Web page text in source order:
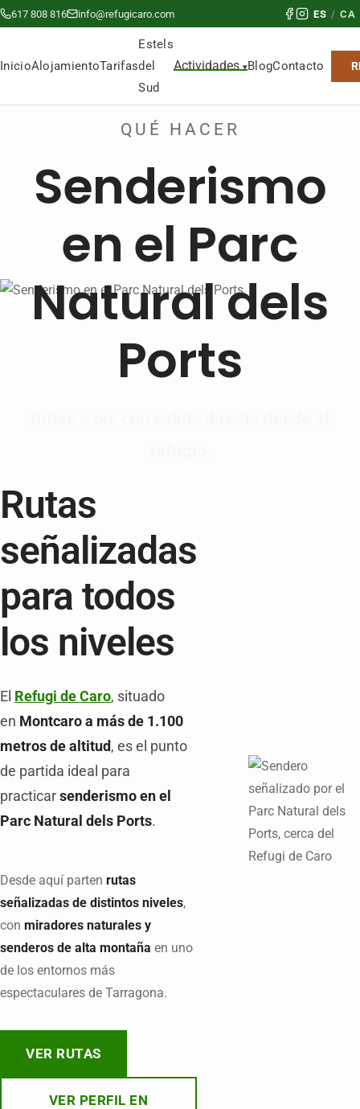
617 808 816 info@refugicaro.com ES / CA
InicioAlojamientoTarifas
Estels
del
Sud
Actividades BlogContacto
QUÉ HACER
Senderismo
en el Parc
Natural dels
Ports
Rutas
señalizadas
para todos
los niveles
El Refugi de Caro, situado
en Montcaro a más de 1.100
metros de altitud , es el punto
de partida ideal para
practicar senderismo en el
Parc Natural dels Ports.
Desde aquí parten rutas
señalizadas de distintos niveles,
con miradores naturales y
senderos de alta montaña en uno
de los entornos más
espectaculares de Tarragona.
VER RUTAS
VER PERFIL EN